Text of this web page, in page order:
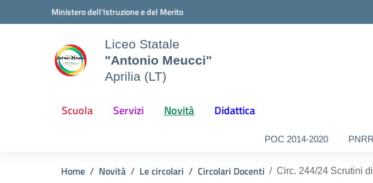
Ministero dell'Istruzione e del Merito
Liceo Statale
"Antonio Meucci"
Aprilia (LT)
Scuola Servizi Novità Didattica
POC 2014-2020 PNRR
Home Novità Le circolari Circolari Docenti Circ. 244/24 Scrutini